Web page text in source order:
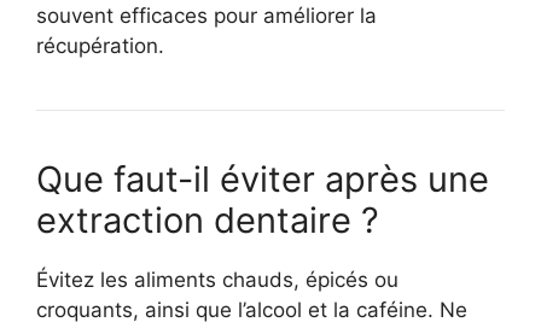
souvent efficaces pour améliorer la
récupération.
Que faut-il éviter après une
extraction dentaire ?
Évitez les aliments chauds, épicés ou
croquants, ainsi que l’alcool et la caféine. Ne